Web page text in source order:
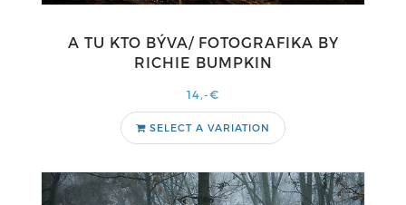
A TU KTO BÝVA/ FOTOGRAFIKA BY
RICHIE BUMPKIN
14,-€
SELECT A VARIATION